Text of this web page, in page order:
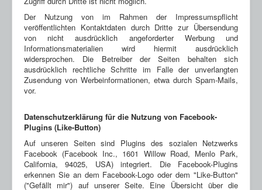
Der Nutzung von im Rahmen der Impressumspflicht
veröffentlichten Kontaktdaten durch Dritte zur Übersendung
von nicht ausdrücklich angeforderter Werbung und
Informationsmaterialien wird hiermit ausdrücklich
widersprochen. Die Betreiber der Seiten behalten sich
ausdrücklich rechtliche Schritte im Falle der unverlangten
Zusendung von Werbeinformationen, etwa durch Spam-Mails,
vor.
Datenschutzerklärung für die Nutzung von Facebook-
Plugins (Like-Button)
Auf unseren Seiten sind Plugins des sozialen Netzwerks
Facebook (Facebook Inc., 1601 Willow Road, Menlo Park,
California, 94025, USA) integriert. Die Facebook-Plugins
erkennen Sie an dem Facebook-Logo oder dem "Like-Button"
("Gefällt mir") auf unserer Seite. Eine Übersicht über die